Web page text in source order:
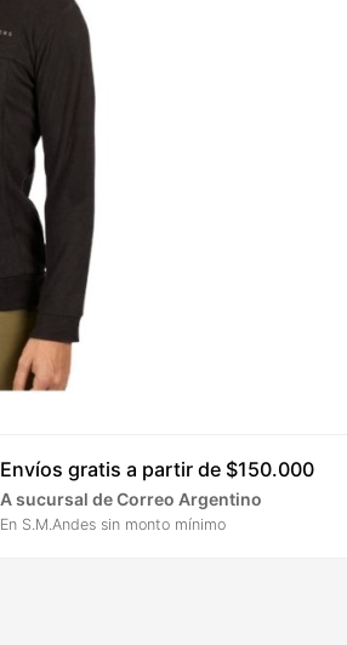
Envíos gratis a partir de $150.000
A sucursal de Correo Argentino
En S.M.Andes sin monto mínimo